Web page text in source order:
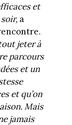
et
a
jeter à
parcours
et un
et qu’on
Mais
jamais